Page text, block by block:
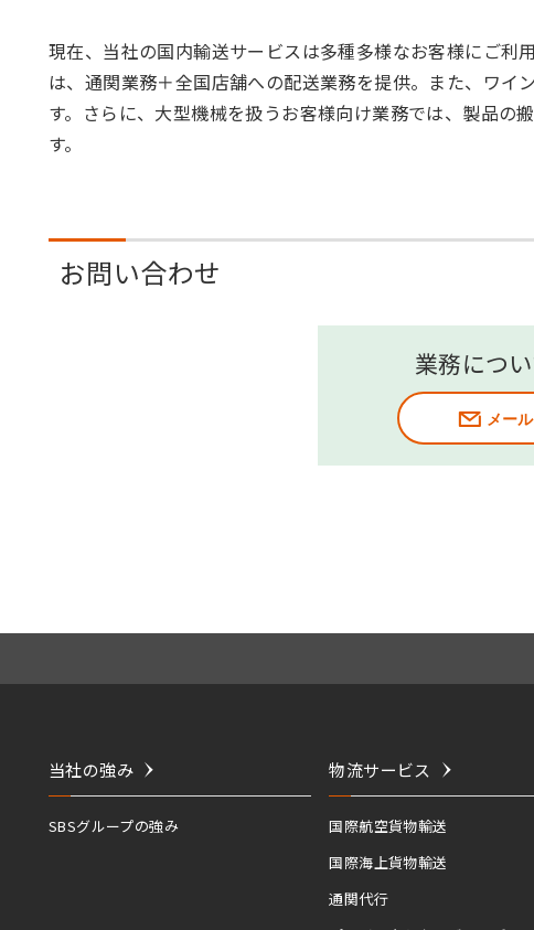
現在、当社の国内輸送サービスは多種多様なお客様にご利
は、通関業務＋全国店舗への配送業務を提供。また、ワ
す。さらに、大型機械を扱うお客様向け業務では、製品の
す。
お問い合わせ
業務につ
メー
当社の強み
SBSグループの強み
物流サービス
国際航空貨物輸送
国際海上貨物輸送
通関代行